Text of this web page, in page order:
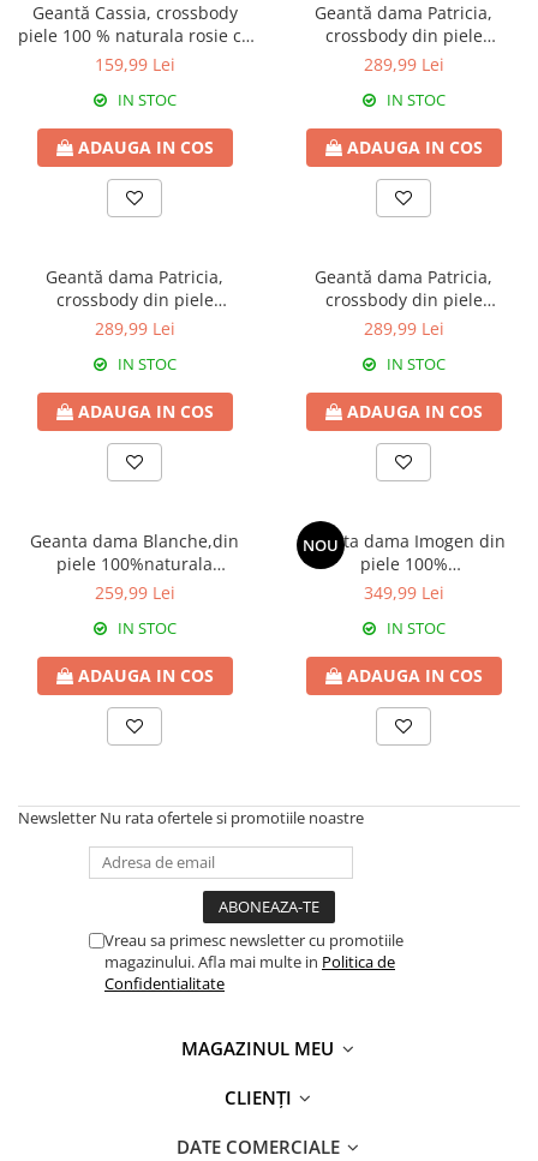
Geantă Cassia, crossbody
piele 100 % naturala rosie cu
aspect matlasat 8167
159,99 Lei
IN STOC
ADAUGA IN COS
Geantă dama Patricia,
crossbody din piele
100%naturala, cu aspect
289,99 Lei
IN STOC
ADAUGA IN COS
Geantă dama Patricia,
crossbody din piele
100%naturala, cu aspect
289,99 Lei
IN STOC
ADAUGA IN COS
Geantă dama Patricia,
crossbody din piele
100%naturala, cu aspect
289,99 Lei
IN STOC
ADAUGA IN COS
Geanta dama Blanche,din
piele 100%naturala
Italia,8246,rosu
259,99 Lei
IN STOC
ADAUGA IN COS
NOU
Geanta dama Imogen din
piele 100%
naturala,ivoire,8243
349,99 Lei
IN STOC
ADAUGA IN COS
Newsletter Nu rata ofertele si promotiile noastre
Vreau sa primesc newsletter cu promotiile
magazinului. Afla mai multe in Politica de
Confidentialitate
MAGAZINUL MEU
CLIENȚI
DATE COMERCIALE